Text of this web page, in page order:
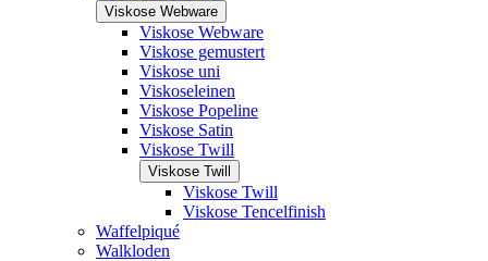
Viskose Webware
Viskose Webware
Viskose gemustert
Viskose uni
Viskoseleinen
Viskose Popeline
Viskose Satin
Viskose Twill
Viskose Twill
Viskose Twill
Viskose Tencelfinish
Waffelpiqué
Walkloden